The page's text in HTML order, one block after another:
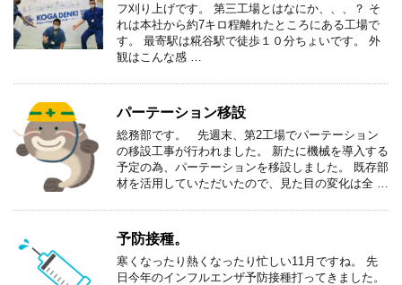
フ刈り上げです。 第三工場とはなにか、、、？ そ
れは本社から約7キロ程離れたところにある工場で
す。 最寄駅は糀谷駅で徒歩１０分ちょいです。 外
観はこんな感 …
パーテーション移設
総務部です。 先週末、第2工場でパーテーション
の移設工事が行われました。 新たに機械を導入する
予定の為、パーテーションを移設しました。 既存部
材を活用していただいたので、見た目の変化は全 …
予防接種。
寒くなったり熱くなったり忙しい11月ですね。 先
日今年のインフルエンザ予防接種打ってきました。